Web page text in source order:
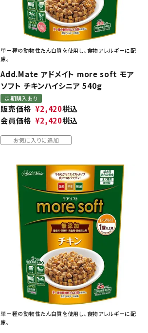
単ー種の動物性たん白質を使用し、食物アレルギーに配
慮。
Add.Mate アドメイト more soft モア
ソフト チキンハイシニア 540g
定期購入あり
販売価格 ¥2,420税込
会員価格 ¥2,420税込
お気に入りに追加
単ー種の動物性たん白質を使用し、食物アレルギーに配
慮。